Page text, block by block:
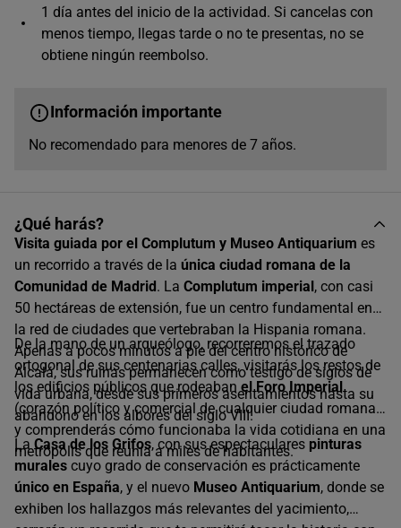
1 día antes del inicio de la actividad. Si cancelas con
menos tiempo, llegas tarde o no te presentas, no se
obtiene ningún reembolso.
Información importante
No recomendado para menores de 7 años.
¿Qué harás?
Visita guiada por el Complutum y Museo Antiquarium es
un recorrido a través de la única ciudad romana de la
Comunidad de Madrid. La Complutum imperial, con casi
50 hectáreas de extensión, fue un centro fundamental en
la red de ciudades que vertebraban la Hispania romana.
Apenas a pocos minutos a pie del centro histórico de
Alcalá, sus ruinas permanecen como testigo de siglos de
vida urbana, desde sus primeros asentamientos hasta su
abandono en los albores del siglo VIII.
De la mano de un arqueólogo, recorreremos el trazado
ortogonal de sus centenarias calles, visitarás los restos de
los edificios públicos que rodeabanel Foro Imperial
(corazón político y comercial de cualquier ciudad romana)
y comprenderás cómo funcionaba la vida cotidiana en una
metrópolis que reunía a miles de habitantes.
LaCasa de los Grifos, con sus espectaculares pinturas
murales cuyo grado de conservación es prácticamente
único en España, y el nuevo Museo Antiquarium, donde se
exhiben los hallazgos más relevantes del yacimiento,